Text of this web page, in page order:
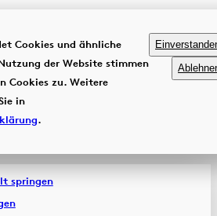
Cookies und ähnliche
der Website stimmen
Cookies zu. Weitere
in
.
springen